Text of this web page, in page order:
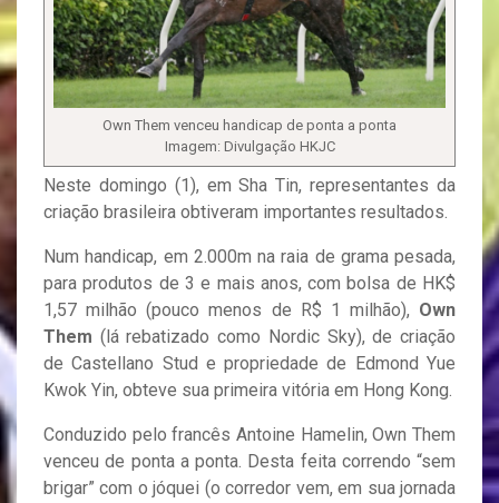
Own Them venceu handicap de ponta a ponta
Imagem: Divulgação HKJC
Neste domingo (1), em Sha Tin, representantes da
criação brasileira obtiveram importantes resultados.
Num handicap, em 2.000m na raia de grama pesada,
para produtos de 3 e mais anos, com bolsa de HK$
1,57 milhão (pouco menos de R$ 1 milhão), Own
Them (lá rebatizado como Nordic Sky), de criação
de Castellano Stud e propriedade de Edmond Yue
Kwok Yin, obteve sua primeira vitória em Hong Kong.
Conduzido pelo francês Antoine Hamelin, Own Them
venceu de ponta a ponta. Desta feita correndo “sem
brigar” com o jóquei (o corredor vem, em sua jornada